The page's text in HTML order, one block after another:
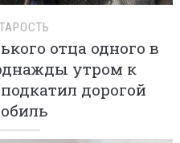
отца одного в
утром к
дорогой